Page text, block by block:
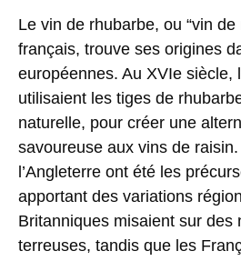
Le vin de rhubarbe, ou “vin de
français, trouve ses origines
européennes. Au XVIe siècle,
utilisaient les tiges de
naturelle, pour créer une
savoureuse aux vins de
l’Angleterre ont été les
apportant des variations
Britanniques misaient sur des
terreuses, tandis que les